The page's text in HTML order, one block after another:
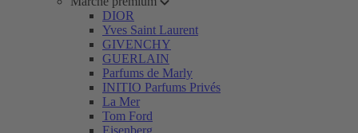
DIOR
Yves Saint Laurent
GIVENCHY
GUERLAIN
Parfums de Marly
INITIO Parfums Privés
La Mer
Tom Ford
Eisenberg